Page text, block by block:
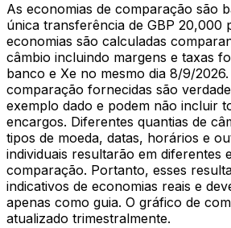
As economias de comparação são
única transferência de GBP 20,000
economias são calculadas
câmbio incluindo margens e taxas
banco e Xe no mesmo dia 8/9/
comparação fornecidas são
exemplo dado e podem não incluir
encargos. Diferentes quantias de
tipos de moeda, datas, horários e
individuais resultarão em diferentes
comparação. Portanto, esses
indicativos de economias reais e
apenas como guia. O gráfico de
atualizado trimestralmente.